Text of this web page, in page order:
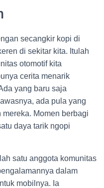
secangkir kopi di
di sekitar kita. Itulah
otomotif kita
cerita menarik
yang baru saja
ada pula yang
Momen berbagi
daya tarik ngopi
satu anggota komunitas
dalam
mobilnya. Ia